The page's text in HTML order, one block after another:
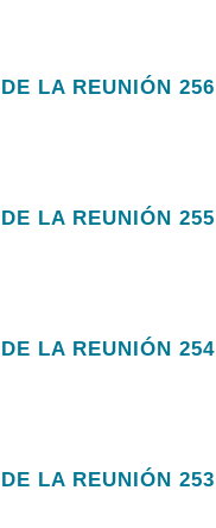
LA REUNIÓN 256
LA REUNIÓN 255
LA REUNIÓN 254
LA REUNIÓN 253